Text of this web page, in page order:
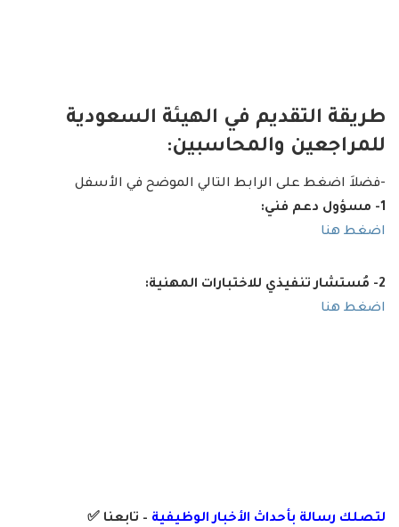
طريقة التقديم في الهيئة السعودية
للمراجعين والمحاسبين:
-فضلاَ اضغط على الرابط التالي الموضح في الأسفل
1- مسؤول دعم فني:
اضغط هنا
2- مُستشار تنفيذي للاختبارات المهنية:
اضغط هنا
لتصلك رسالة بأحداث الأخبار الوظيفية – تابعنا ✅